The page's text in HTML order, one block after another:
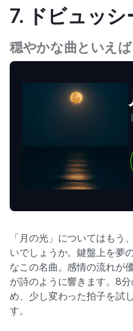
7. ドビュッシ
穏やかな曲といえ
「月の光」についてはもう
いでしょうか。鍵盤上を夢
なこの名曲。感情の流れが
が詩のように響きます。8
め、少し変わった拍子を試
す。